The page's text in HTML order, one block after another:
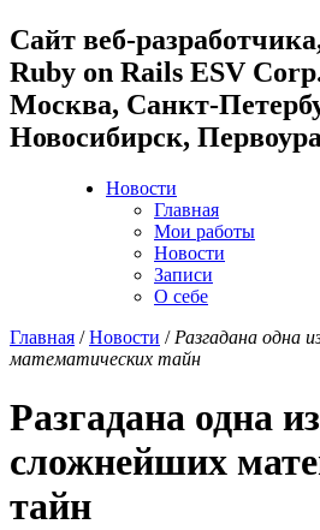
Cайт веб-
Ruby on Rails ESV
Москва, Санкт-
Новосибирск,
Новости
Главная
Мои работы
Новости
Записи
О себе
Главная /Новости / Разгадана одна
математических тайн
Разгадана одна из
сложнейших
тайн